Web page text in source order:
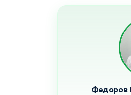
Федоров